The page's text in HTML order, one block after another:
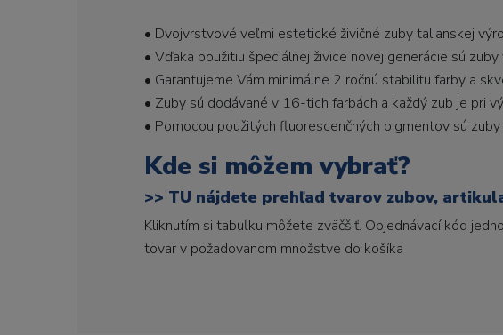
• Dvojvrstvové veľmi estetické živičné zuby talianskej
• Vďaka použitiu špeciálnej živice novej generácie sú
• Garantujeme Vám minimálne 2 ročnú stabilitu farby a
• Zuby sú dodávané v 16-tich farbách a každý zub je pri
• Pomocou použitých fluorescenčných pigmentov sú
Kde si môžem vybrať?
>> TU nájdete prehľad tvarov zubov,
Kliknutím si tabuľku môžete zväčšiť. Objednávací kód
tovar v požadovanom množstve do košíka